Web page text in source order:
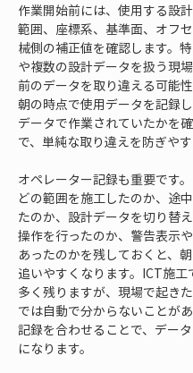
作業開始前には、使用する設
範囲、座標系、基準面、オフ
械側の補正値を確認します。
や複数の設計データを扱う現
前のデータを取り違える可能性
朝の時点で使用データを記録
データで作業されていたかを
で、単純な取り違えを防ぎやす
オペレーター記録も重要です
どの範囲を施工したのか、途
たのか、設計データを切り替
操作を行ったのか、警告表示
あったのかを残しておくと、
追いやすくなります。ICT施工
多く残りますが、現場で起き
では自動で分からないことが
記録を合わせることで、デー
になります。